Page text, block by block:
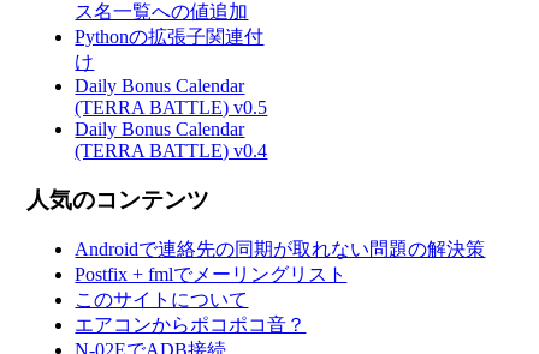
ス名一覧への値追加
Pythonの拡張子関連付
け
Daily Bonus Calendar
(TERRA BATTLE) v0.5
Daily Bonus Calendar
(TERRA BATTLE) v0.4
人気のコンテンツ
Androidで連絡先の同期が取れない問題の解決策
Postfix + fmlでメーリングリスト
このサイトについて
エアコンからポコポコ音？